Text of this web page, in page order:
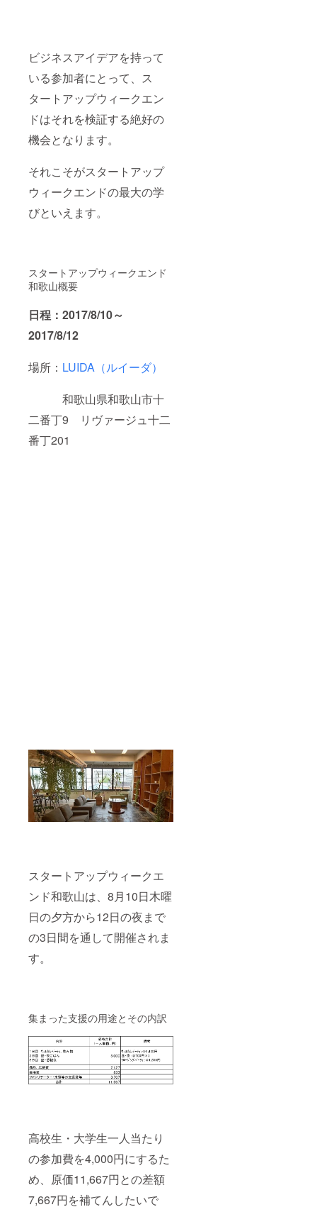
ビジネスアイデアを持って
いる参加者にとって、ス
タートアップウィークエン
ドはそれを検証する絶好の
機会となります。
それこそがスタートアップ
ウィークエンドの最大の学
びといえます。
スタートアップウィークエンド
和歌山概要
日程：2017/8/10～
2017/8/12
場所： LUIDA（ルイーダ）
和歌山県和歌山市十
二番丁9 リヴァージュ十二
番丁201
スタートアップウィークエ
ンド和歌山は、8月10日木曜
日の夕方から12日の夜まで
の3日間を通して開催されま
す。
集まった支援の用途とその内訳
高校生・大学生一人当たり
の参加費を4,000円にするた
め、原価11,667円との差額
7,667円を補てんしたいで